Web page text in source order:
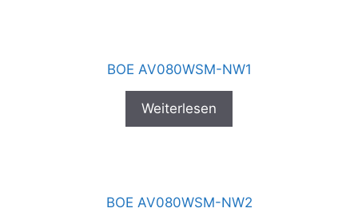
BOE AV080WSM-NW1
Weiterlesen
BOE AV080WSM-NW2